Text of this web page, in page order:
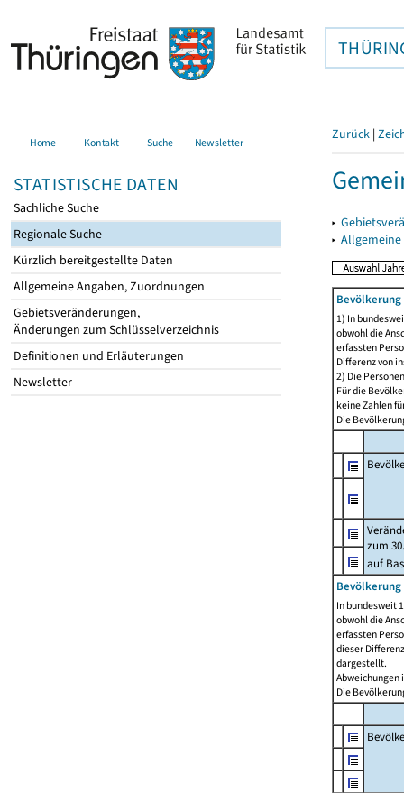
Home Kontakt Suche Newsletter
STATISTISCHE DATEN
Sachliche Suche
Regionale Suche
Kürzlich bereitgestellte Daten
Allgemeine Angaben, Zuordnungen
Gebietsveränderungen,
Änderungen zum Schlüsselverzeichnis
Definitionen und Erläuterungen
Newsletter
Zurück |
▸
▸
1) In
obwohl die
erfassten
Differenz von
2) Die
Für die
keine Zahlen
Die
zum
auf
Bevölkerung
In bundesweit
obwohl die
erfassten
dieser
dargestellt.
Abweichungen
Die